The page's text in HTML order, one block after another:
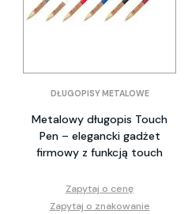
DŁUGOPISY METALOWE
Metalowy długopis Touch
Pen – elegancki gadżet
firmowy z funkcją touch
Zapytaj o cenę
Zapytaj o znakowanie